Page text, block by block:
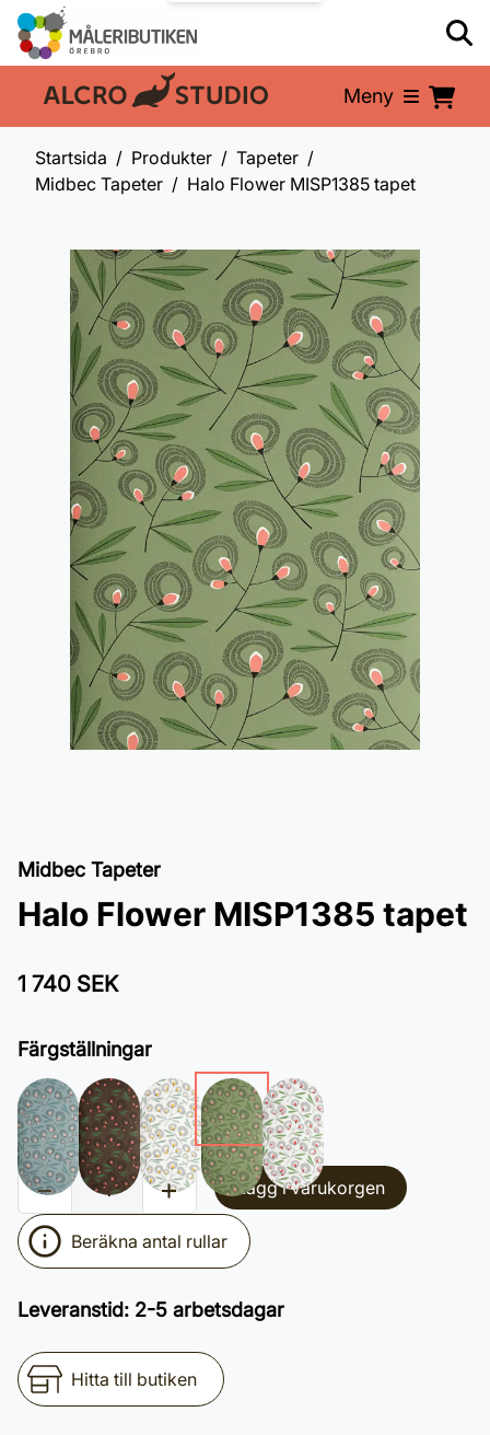
En del av: Meny
Startsida Produkter
Tapeter
Midbec Tapeter
Halo Flower MISP1385 tapet
Midbec Tapeter
Halo Flower MISP1385 tapet
1 740 SEK
Färgställningar
Lägg i varukorgen
Beräkna antal rullar
Leveranstid: 2-5 arbetsdagar
Hitta till butiken